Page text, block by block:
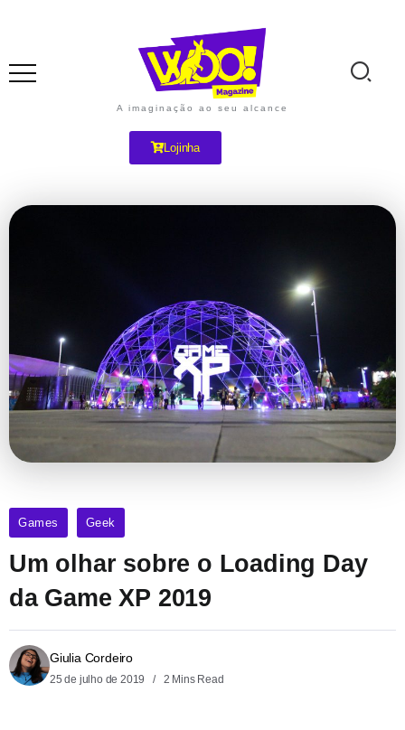
A imaginação ao seu alcance
Lojinha
Games Geek
Um olhar sobre o Loading Day
da Game XP 2019
Giulia Cordeiro
25 de julho de 2019 2 Mins Read